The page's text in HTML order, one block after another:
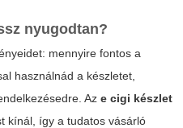
nyugodtan?
mennyire fontos a
használnád a készletet,
Az e cigi készlet
kínál, így a tudatos vásárló